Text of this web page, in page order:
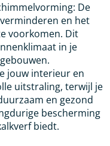
De
en het
voorkomen. Dit
in je
jouw interieur en
uitstraling, terwijl je
en gezond
bescherming
biedt.